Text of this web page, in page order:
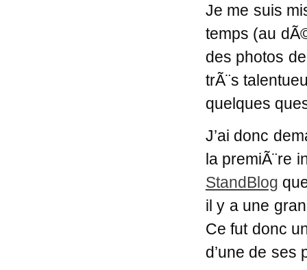
Je me suis
temps (au
des photos
trÃ¨s
quelques
J’ai donc
la premiÃ¨re
StandBlog
il y a une
Ce fut donc
d’une de ses